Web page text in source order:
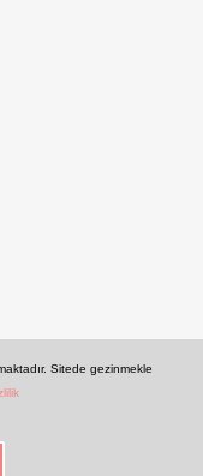
Sitede gezinmekle